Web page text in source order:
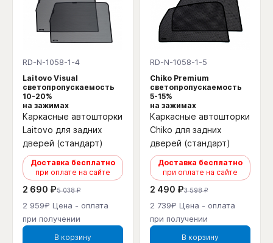
RD-N-1058-1-4
Laitovo Visual
светопропускаемость
10-20%
на зажимах
Каркасные автошторки
Laitovo для задних
дверей (стандарт)
Доставка бесплатно
при оплате на сайте
2 690 ₽5 038 ₽
2 959₽ Цена - оплата
при получении
В корзину
RD-N-1058-1-5
Chiko Premium
светопропускаемость
5-15%
на зажимах
Каркасные автошторки
Chiko для задних
дверей (стандарт)
Доставка бесплатно
при оплате на сайте
2 490 ₽3 598 ₽
2 739₽ Цена - оплата
при получении
В корзину